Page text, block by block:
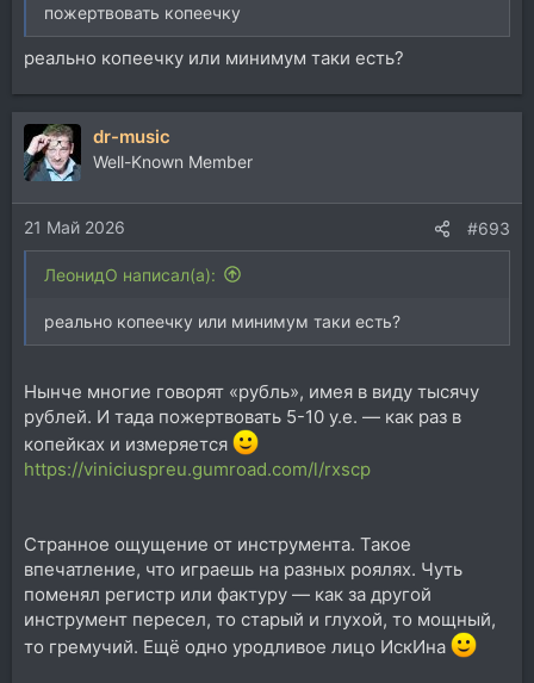
пожертвовать копеечку
реально копеечку или минимум таки есть?
dr-music
Well-Known Member
21 Май 2026 #693
ЛеонидО написал(а):
реально копеечку или минимум таки есть?
Нынче многие говорят «рубль», имея в виду тысячу
рублей. И тада пожертвовать 5-10 у.е. — как раз в
копейках и измеряется
https://viniciuspreu.gumroad.com/l/rxscp
Странное ощущение от инструмента. Такое
впечатление, что играешь на разных роялях. Чуть
поменял регистр или фактуру — как за другой
инструмент пересел, то старый и глухой, то мощный,
то гремучий. Ещё одно уродливое лицо ИскИна